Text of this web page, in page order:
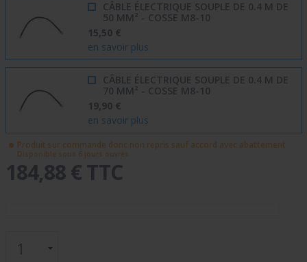
CÂBLE ÉLECTRIQUE SOUPLE DE 0.4 M DE
50 MM² - COSSE M8-10
15,50 €
en savoir plus
CÂBLE ÉLECTRIQUE SOUPLE DE 0.4 M DE
70 MM² - COSSE M8-10
19,90 €
en savoir plus
Produit sur commande donc non repris sauf accord avec abattement
Disponible sous 6 jours ouvrés
184,88 € TTC